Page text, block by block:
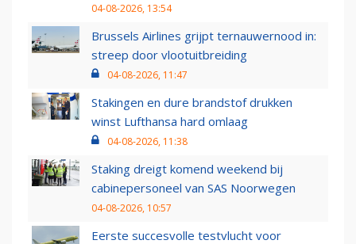
04-08-2026, 13:54
Brussels Airlines grijpt ternauwernood in:
streep door vlootuitbreiding
04-08-2026, 11:47
Stakingen en dure brandstof drukken
winst Lufthansa hard omlaag
04-08-2026, 11:38
Staking dreigt komend weekend bij
cabinepersoneel van SAS Noorwegen
04-08-2026, 10:57
Eerste succesvolle testvlucht voor